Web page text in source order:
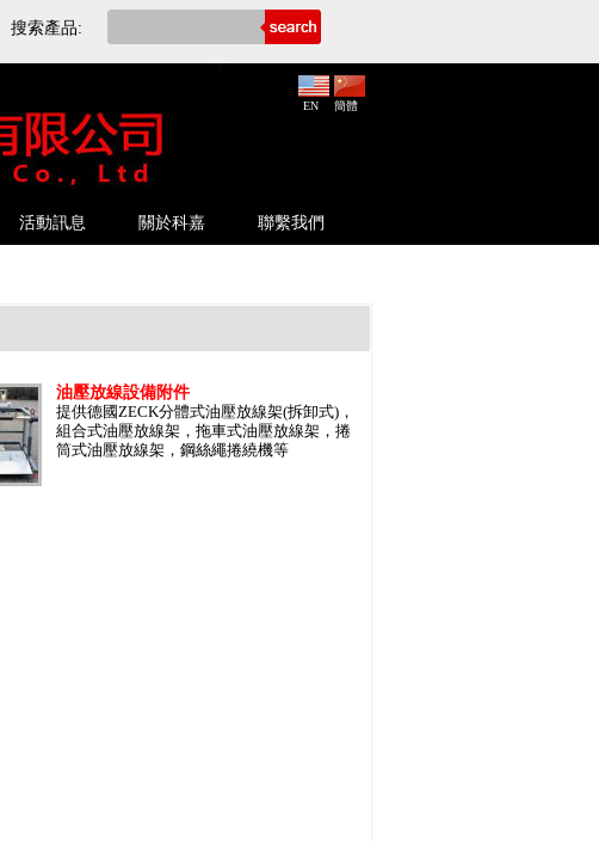
搜索產品:
簡體
EN
活動訊息 關於科嘉 聯繫我們
油壓放線設備附件
提供德國ZECK分體式油壓放線架(拆卸式)，
組合式油壓放線架，拖車式油壓放線架，捲
筒式油壓放線架，鋼絲繩捲繞機等